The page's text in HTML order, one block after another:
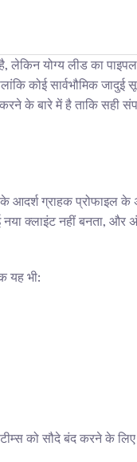
योग्य लीड का
सार्वभौमिक जादुई
के बारे में है ताकि सही
ग्राहक प्रोफाइल
क्लाइंट नहीं बनता, और
यह भी:
को सौदे बंद करने के